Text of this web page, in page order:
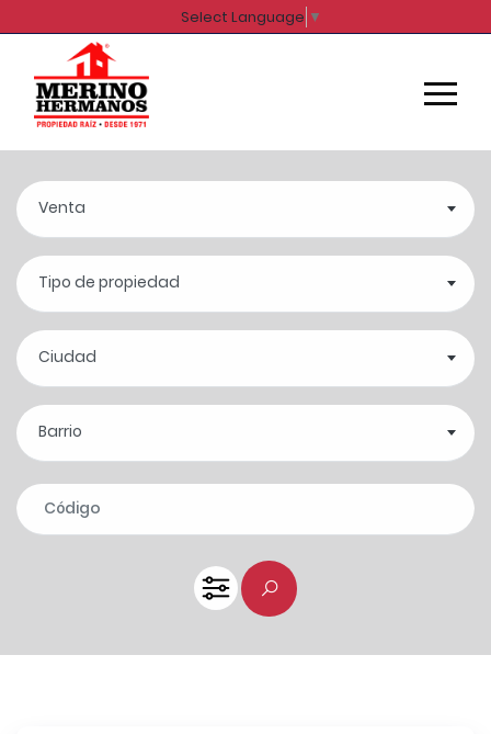
Select Language ▼
Venta
Tipo de propiedad
Ciudad
Barrio